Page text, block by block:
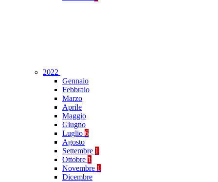
2022
Gennaio
Febbraio
Marzo
Aprile
Maggio
Giugno
Luglio 6
Agosto
Settembre 1
Ottobre 1
Novembre 1
Dicembre